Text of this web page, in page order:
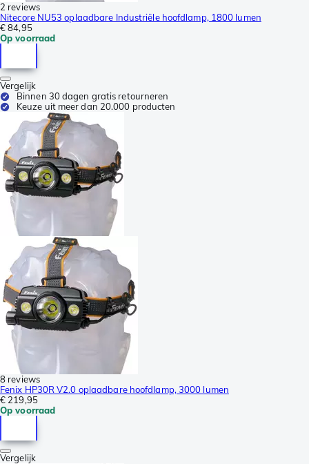
2 reviews
Nitecore NU53 oplaadbare Industriële hoofdlamp, 1800 lumen
€ 84,95
Op voorraad
Vergelijk
Binnen 30 dagen gratis retourneren
Keuze uit meer dan 20.000 producten
8 reviews
Fenix HP30R V2.0 oplaadbare hoofdlamp, 3000 lumen
€ 219,95
Op voorraad
Vergelijk